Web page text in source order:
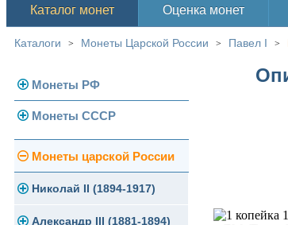
Каталог монет Оценка монет
Каталоги > Монеты Царской России > Павел I >
Монеты РФ
Современная Россия
Монеты 1991-1993 гг.
Памятные и юбилейные
Монеты СССР
Погодовка СССР
Монеты 1958 года
Золотые червонцы
Монеты царской России
Николай II (1894-1917)
Золото
Александр III (1881-1894)